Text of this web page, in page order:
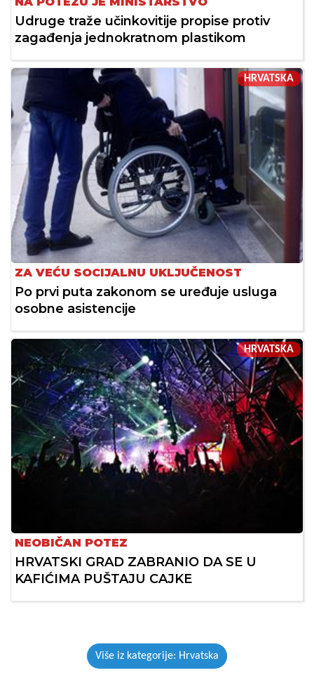
Udruge traže učinkovitije propise protiv
zagađenja jednokratnom plastikom
HRVATSKA
ZA VEĆU SOCIJALNU UKLJUČENOST
Po prvi puta zakonom se uređuje usluga
osobne asistencije
HRVATSKA
NEOBIČAN POTEZ
HRVATSKI GRAD ZABRANIO DA SE U
KAFIĆIMA PUŠTAJU CAJKE
Više iz kategorije: Hrvatska